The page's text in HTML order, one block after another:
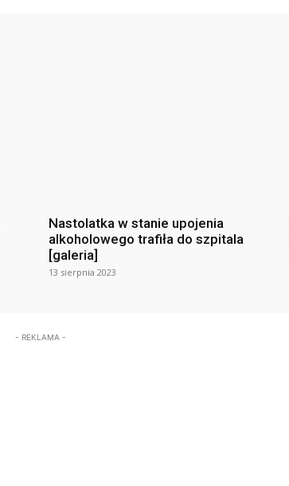
Nastolatka w stanie upojenia
alkoholowego trafiła do szpitala
[galeria]
13 sierpnia 2023
- REKLAMA -